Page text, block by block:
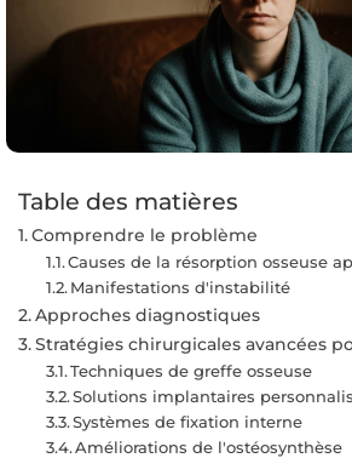
Table des matières
Comprendre le problème
Causes de la résorption osseuse
Manifestations d'instabilité
Approches diagnostiques
Stratégies chirurgicales avancées
Techniques de greffe osseuse
Solutions implantaires
Systèmes de fixation interne
Améliorations de l'ostéosynthèse